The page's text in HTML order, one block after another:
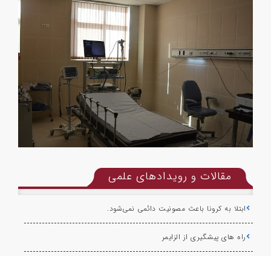
مقالات و رویدادهای علمی
ابتلا به کرونا باعث مصونیت دائمی نمی‌شود.
راه های پیشگیری از الزایمر